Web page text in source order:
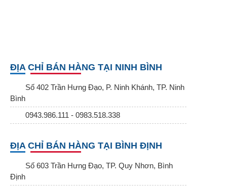
ĐỊA CHỈ BÁN HÀNG TẠI NINH BÌNH
Số 402 Trần Hưng Đạo, P. Ninh Khánh, TP. Ninh
Bình
0943.986.111 - 0983.518.338
ĐỊA CHỈ BÁN HÀNG TẠI BÌNH ĐỊNH
Số 603 Trần Hưng Đạo, TP. Quy Nhơn, Bình
Định